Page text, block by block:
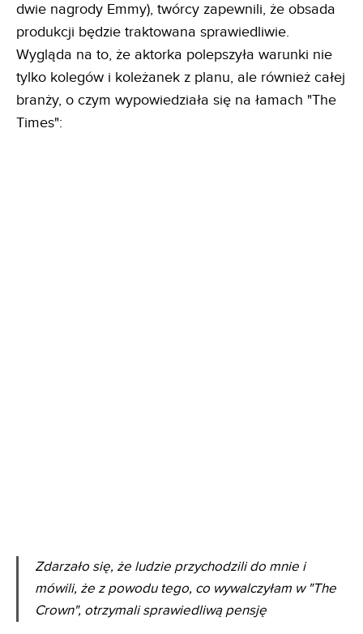
dwie nagrody Emmy), twórcy zapewnili, że obsada
produkcji będzie traktowana sprawiedliwie.
Wygląda na to, że aktorka polepszyła warunki nie
tylko kolegów i koleżanek z planu, ale również całej
branży, o czym wypowiedziała się na łamach "The
Times":
Zdarzało się, że ludzie przychodzili do mnie i
mówili, że z powodu tego, co wywalczyłam w "The
Crown", otrzymali sprawiedliwą pensję